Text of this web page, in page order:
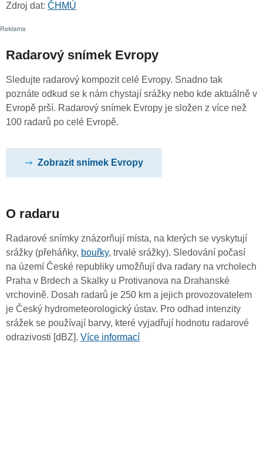
Zdroj dat: ČHMÚ
Radarový snímek Evropy
Sledujte radarový kompozit celé Evropy. Snadno tak
poznáte odkud se k nám chystají srážky nebo kde aktuálně v
Evropě prší. Radarový snímek Evropy je složen z více než
100 radarů po celé Evropě.
Zobrazit snímek Evropy
O radaru
Radarové snímky znázorňují místa, na kterých se vyskytují
srážky (přeháňky, bouřky, trvalé srážky). Sledování počasí
na území České republiky umožňují dva radary na vrcholech
Praha v Brdech a Skalky u Protivanova na Drahanské
vrchovině. Dosah radarů je 250 km a jejich provozovatelem
je Český hydrometeorologický ústav. Pro odhad intenzity
srážek se používají barvy, které vyjadřují hodnotu radarové
odrazivosti [dBZ]. Více informací